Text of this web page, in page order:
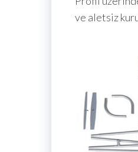
ve aletsiz